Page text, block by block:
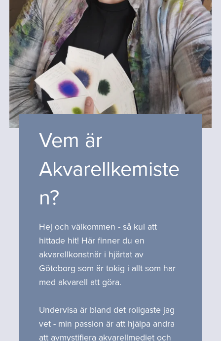
Vem är
Akvarellkemiste
n?
Hej och välkommen - så kul att
hittade hit! Här finner du en
akvarellkonstnär i hjärtat av
Göteborg som är tokig i allt som har
med akvarell att göra.
Undervisa är bland det roligaste jag
vet - min passion är att hjälpa andra
att avmystifiera akvarellmediet och